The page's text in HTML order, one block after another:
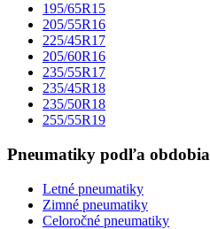
195/65R15
205/55R16
225/45R17
205/60R16
235/55R17
235/45R18
235/50R18
255/55R19
Pneumatiky podľa obdobia
Letné pneumatiky
Zimné pneumatiky
Celoročné pneumatiky